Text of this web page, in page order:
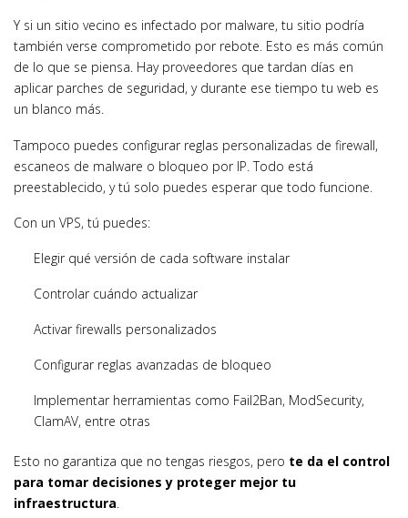
Y si un sitio vecino es infectado por malware, tu sitio podría
también verse comprometido por rebote. Esto es más común
de lo que se piensa. Hay proveedores que tardan días en
aplicar parches de seguridad, y durante ese tiempo tu web es
un blanco más.
Tampoco puedes configurar reglas personalizadas de firewall,
escaneos de malware o bloqueo por IP. Todo está
preestablecido, y tú solo puedes esperar que todo funcione.
Con un VPS, tú puedes:
Elegir qué versión de cada software instalar
Controlar cuándo actualizar
Activar firewalls personalizados
Configurar reglas avanzadas de bloqueo
Implementar herramientas como Fail2Ban, ModSecurity,
ClamAV, entre otras
Esto no garantiza que no tengas riesgos, pero te da el control
para tomar decisiones y proteger mejor tu
infraestructura.